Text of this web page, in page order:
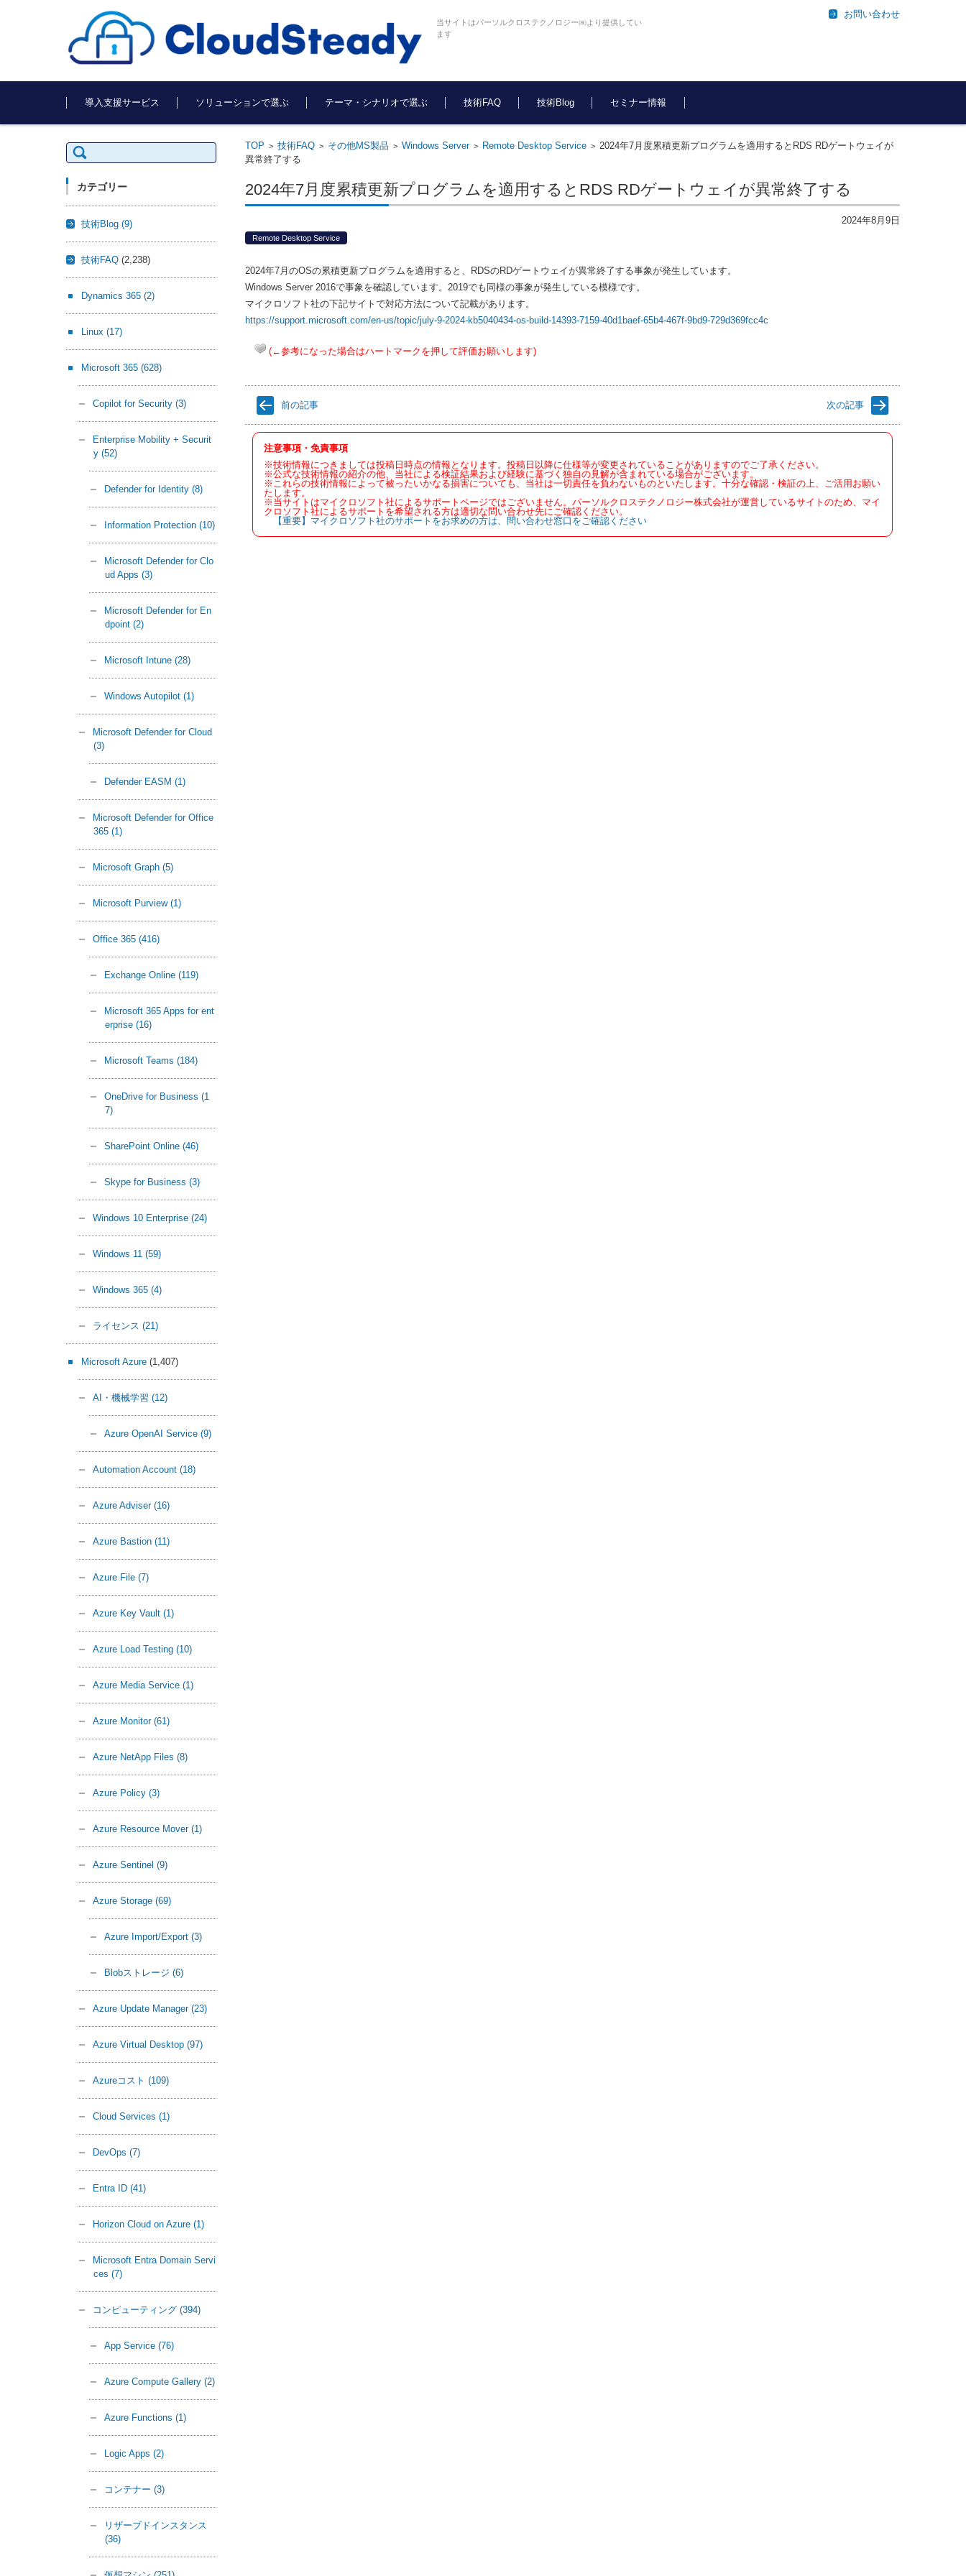
当サイトはパーソルクロステクノロジー㈱より提供してい
ます
お問い合わせ
コンテンツに移動
導入支援サービス
ソリューションで選ぶ テーマ・シナリオで選ぶ 技術FAQ 技術Blog セミナー情報
TOP > 技術FAQ> その他MS製品 > Windows Server> Remote Desktop Service> 2024年7月度累積更新プログラムを適用するとRDS RDゲートウェイが
異常終了する
2024年7月度累積更新プログラムを適用するとRDS RDゲートウェイが異常終了する
2024年8月9日
Remote Desktop Service
2024年7月のOSの累積更新プログラムを適用すると、RDSのRDゲートウェイが異常終了する事象が発生しています。
Windows Server 2016で事象を確認しています。2019でも同様の事象が発生している模様です。
マイクロソフト社の下記サイトで対応方法について記載があります。
https://support.microsoft.com/en-us/topic/july-9-2024-kb5040434-os-build-14393-7159-40d1baef-65b4-467f-9bd9-729d369fcc4c
(←参考になった場合はハートマークを押して評価お願いします)
前の記事 次の記事
注意事項・免責事項
※技術情報につきましては投稿日時点の情報となります。投稿日以降に仕様等が変更されていることがありますのでご了承ください。
※公式な技術情報の紹介の他、当社による検証結果および経験に基づく独自の見解が含まれている場合がございます。
※これらの技術情報によって被ったいかなる損害についても、当社は一切責任を負わないものといたします。十分な確認・検証の上、ご活用お願い
たします。
※当サイトはマイクロソフト社によるサポートページではございません。パーソルクロステクノロジー株式会社が運営しているサイトのため、マイ
クロソフト社によるサポートを希望される方は適切な問い合わせ先にご確認ください。
【重要】マイクロソフト社のサポートをお求めの方は、問い合わせ窓口をご確認ください
検
索:
カテゴリー
技術Blog (9)
技術FAQ (2,238)
Dynamics 365 (2)
Linux (17)
Microsoft 365 (628)
Copilot for Security (3)
Enterprise Mobility + Securit
y (52)
Defender for Identity (8)
Information Protection (10)
Microsoft Defender for Clo
ud Apps (3)
Microsoft Defender for En
dpoint (2)
Microsoft Intune (28)
Windows Autopilot (1)
Microsoft Defender for Cloud
(3)
Defender EASM (1)
Microsoft Defender for Office
365 (1)
Microsoft Graph (5)
Microsoft Purview (1)
Office 365 (416)
Exchange Online (119)
Microsoft 365 Apps for ent
erprise (16)
Microsoft Teams (184)
OneDrive for Business (1
7)
SharePoint Online (46)
Skype for Business (3)
Windows 10 Enterprise (24)
Windows 11 (59)
Windows 365 (4)
ライセンス (21)
Microsoft Azure (1,407)
AI・機械学習 (12)
Azure OpenAI Service (9)
Automation Account (18)
Azure Adviser (16)
Azure Bastion (11)
Azure File (7)
Azure Key Vault (1)
Azure Load Testing (10)
Azure Media Service (1)
Azure Monitor (61)
Azure NetApp Files (8)
Azure Policy (3)
Azure Resource Mover (1)
Azure Sentinel (9)
Azure Storage (69)
Azure Import/Export (3)
Blobストレージ (6)
Azure Update Manager (23)
Azure Virtual Desktop (97)
Azureコスト (109)
Cloud Services (1)
DevOps (7)
Entra ID (41)
Horizon Cloud on Azure (1)
Microsoft Entra Domain Servi
ces (7)
コンピューティング (394)
App Service (76)
Azure Compute Gallery (2)
Azure Functions (1)
Logic Apps (2)
コンテナー (3)
リザーブドインスタンス
(36)